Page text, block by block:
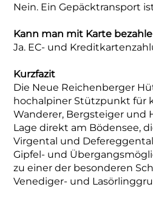
Nein. Ein Gepäcktransport
Kann man mit Karte
Ja. EC- und
Kurzfazit
Die Neue Reichenberger
hochalpiner Stützpunkt für
Wanderer, Bergsteiger und
Lage direkt am Bödensee,
Virgental und
Gipfel- und
zu einer der besonderen
Venediger- und